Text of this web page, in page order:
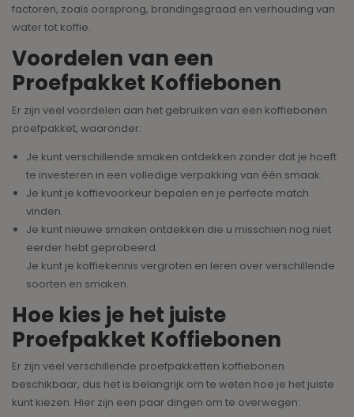
factoren, zoals oorsprong, brandingsgraad en verhouding van
water tot koffie.
Voordelen van een
Proefpakket Koffiebonen
Er zijn veel voordelen aan het gebruiken van een koffiebonen
proefpakket, waaronder:
Je kunt verschillende smaken ontdekken zonder dat je hoeft
te investeren in een volledige verpakking van één smaak.
Je kunt je koffievoorkeur bepalen en je perfecte match
vinden.
Je kunt nieuwe smaken ontdekken die u misschien nog niet
eerder hebt geprobeerd.
Je kunt je koffiekennis vergroten en leren over verschillende
soorten en smaken.
Hoe kies je het juiste
Proefpakket Koffiebonen
Er zijn veel verschillende proefpakketten koffiebonen
beschikbaar, dus het is belangrijk om te weten hoe je het juiste
kunt kiezen. Hier zijn een paar dingen om te overwegen: